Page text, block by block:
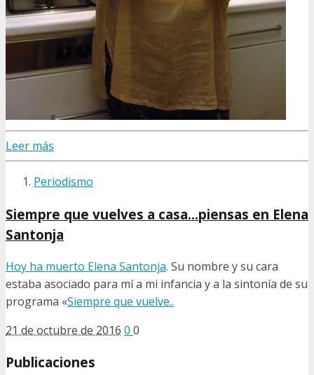
Leer más
Periodismo
Siempre que vuelves a casa…piensas en Elena
Santonja
Hoy ha muerto Elena Santonja. Su nombre y su cara
estaba asociado para mí a mi infancia y a la sintonía de su
programa «Siempre que vuelve..
21 de octubre de 2016 0 0
Publicaciones